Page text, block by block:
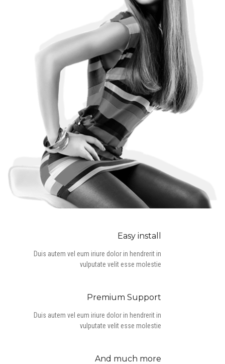
Easy install
Duis autem vel eum iriure dolor in hendrerit in
vulputate velit esse molestie
Premium Support
Duis autem vel eum iriure dolor in hendrerit in
vulputate velit esse molestie
And much more